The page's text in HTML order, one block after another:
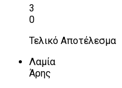
3
0
Τελικό Αποτέλεσμα
Λαμία
Άρης